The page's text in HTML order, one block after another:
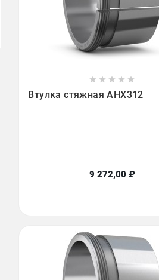
    
Втулка стяжная AHX312
9 272,00 ₽